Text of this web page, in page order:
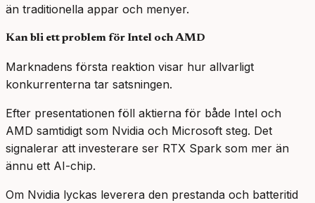
än traditionella appar och menyer.
Kan bli ett problem för Intel och AMD
Marknadens första reaktion visar hur allvarligt
konkurrenterna tar satsningen.
Efter presentationen föll aktierna för både Intel och
AMD samtidigt som Nvidia och Microsoft steg. Det
signalerar att investerare ser RTX Spark som mer än
ännu ett AI-chip.
Om Nvidia lyckas leverera den prestanda och batteritid